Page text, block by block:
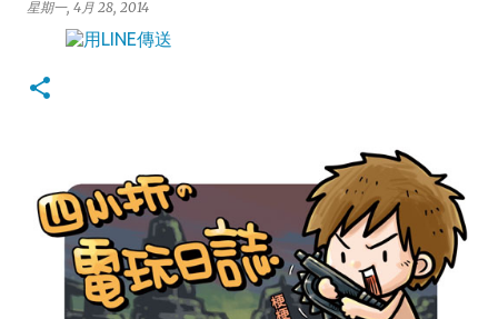
星期一, 4月 28, 2014